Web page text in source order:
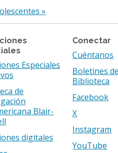
»
Especiales
de
Blair-
digitales
Conectar
Cuéntanos
Boletines
Biblioteca
Facebook
X
Instagram
YouTube